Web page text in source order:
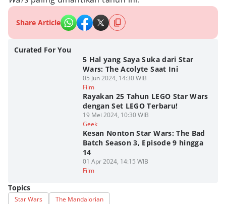
Share Article
Curated For You
5 Hal yang Saya Suka dari Star
Wars: The Acolyte Saat Ini
05 Jun 2024, 14:30 WIB
Film
Rayakan 25 Tahun LEGO Star Wars
dengan Set LEGO Terbaru!
19 Mei 2024, 10:30 WIB
Geek
Kesan Nonton Star Wars: The Bad
Batch Season 3, Episode 9 hingga
14
01 Apr 2024, 14:15 WIB
Film
Topics
Star Wars The Mandalorian